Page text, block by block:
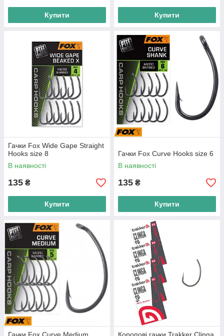
Купити Купити
Гачки Fox Wide Gape Straight
Hooks size 8
В наявності
135 ₴
Купити
Гачки Fox Curve Hooks size 6
В наявності
135 ₴
Купити